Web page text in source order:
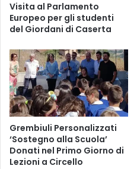
Visita al Parlamento
Europeo per gli studenti
del Giordani di Caserta
Grembiuli Personalizzati
‘Sostegno alla Scuola’
Donati nel Primo Giorno di
Lezioni a Circello